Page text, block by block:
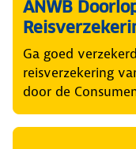
ANWB
Ga goed
reisverzekering
door de